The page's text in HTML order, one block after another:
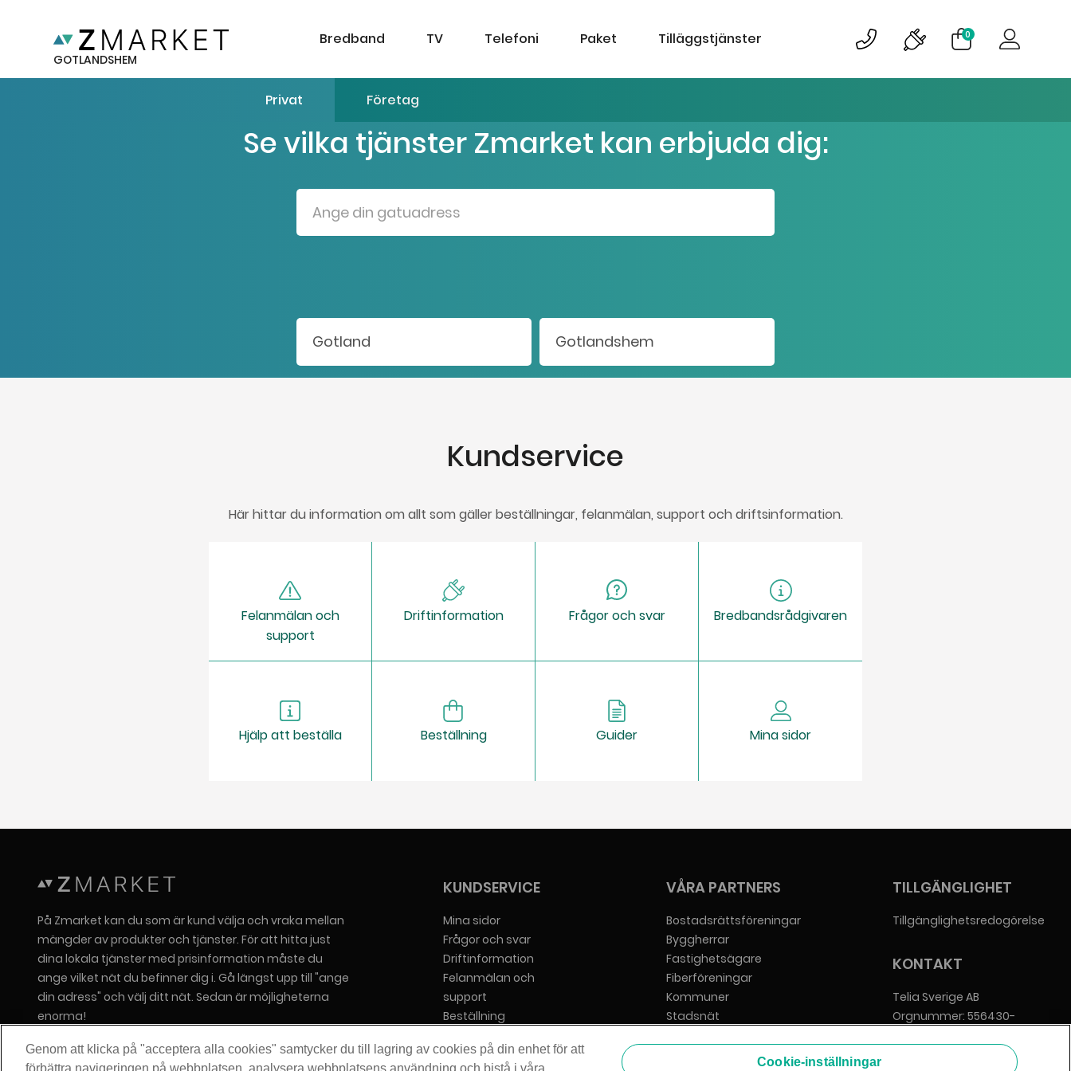
GOTLANDSHEM
Bredband TV Telefoni Paket Tilläggstjänster 0
Privat Företag
Se vilka tjänster Zmarket kan erbjuda dig:
Kundservice
Här hittar du information om allt som gäller beställningar, felanmälan, support och driftsinformation.
Felanmälan och
support
Driftinformation Frågor och svar Bredbandsrådgivaren
Hjälp att beställa Beställning Guider Mina sidor
På Zmarket kan du som är kund välja och vraka mellan
mängder av produkter och tjänster. För att hitta just
dina lokala tjänster med prisinformation måste du
ange vilket nät du befinner dig i. Gå längst upp till "ange
din adress" och välj ditt nät. Sedan är möjligheterna
enorma!
Om Zitius
Press
KUNDSERVICE
Mina sidor
Frågor och svar
Driftinformation
Felanmälan och
support
Beställning
Bredbandsrådgivaren
VÅRA PARTNERS
Bostadsrättsföreningar
Byggherrar
Fastighetsägare
Fiberföreningar
Kommuner
Stadsnät
TILLGÄNGLIGHET
Tillgänglighetsredogörelse
KONTAKT
Telia Sverige AB
Orgnummer: 556430-
Genom att klicka på "acceptera alla cookies" samtycker du till lagring av cookies på din enhet för att
förbättra navigeringen på webbplatsen, analysera webbplatsens användning och bistå i våra
Cookie-inställningar